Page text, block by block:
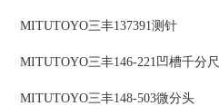
MITUTOYO三丰137391测针
MITUTOYO三丰146-221凹槽千分尺
MITUTOYO三丰148-503微分头